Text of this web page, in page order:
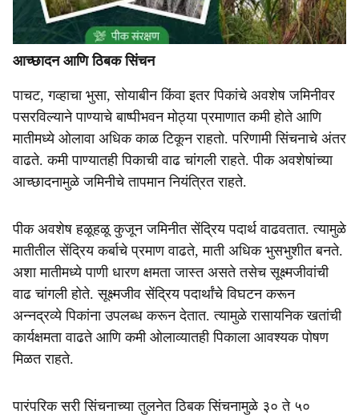
आच्छादन आणि ठिबक सिंचन
पाचट, गव्हाचा भुसा, सोयाबीन किंवा इतर पिकांचे अवशेष जमिनीवर
पसरविल्याने पाण्याचे बाष्पीभवन मोठ्या प्रमाणात कमी होते आणि
मातीमध्ये ओलावा अधिक काळ टिकून राहतो. परिणामी सिंचनाचे अंतर
वाढते. कमी पाण्यातही पिकाची वाढ चांगली राहते. पीक अवशेषांच्या
आच्छादनामुळे जमिनीचे तापमान नियंत्रित राहते.
पीक अवशेष हळूहळू कुजून जमिनीत सेंद्रिय पदार्थ वाढवतात. त्यामुळे
मातीतील सेंद्रिय कर्बाचे प्रमाण वाढते, माती अधिक भुसभुशीत बनते.
अशा मातीमध्ये पाणी धारण क्षमता जास्त असते तसेच सूक्ष्मजीवांची
वाढ चांगली होते. सूक्ष्मजीव सेंद्रिय पदार्थांचे विघटन करून
अन्नद्रव्ये पिकांना उपलब्ध करून देतात. त्यामुळे रासायनिक खतांची
कार्यक्षमता वाढते आणि कमी ओलाव्यातही पिकाला आवश्यक पोषण
मिळत राहते.
पारंपरिक सरी सिंचनाच्या तुलनेत ठिबक सिंचनामुळे ३० ते ५०